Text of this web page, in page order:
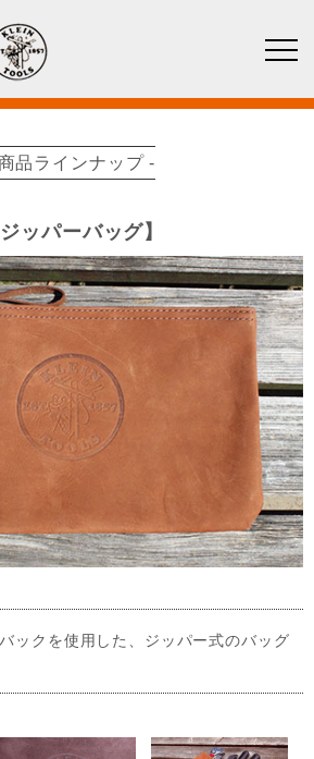
品ラインナップ -
ッパーバッグ】
ックを使用した、ジッパー式のバッグ